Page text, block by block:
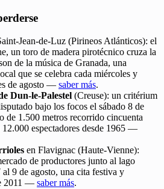
Jean-de-Luz (Pirineos Atlánticos): el
un toro de madera pirotécnico cruza la
de la música de Granada, una
que se celebra cada miércoles y
de agosto — saber más.
Dun-le-Palestel (Creuse): un critérium
bajo los focos el sábado 8 de
de 1.500 metros recorrido cincuenta
12.000 espectadores desde 1965 —
en Flavignac (Haute-Vienne):
de productores junto al lago
9 de agosto, una cita festiva y
2011 — saber más.